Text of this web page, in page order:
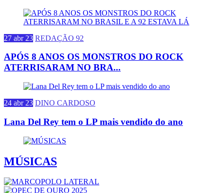
27 abr 23 REDAÇÃO 92
APÓS 8 ANOS OS MONSTROS DO ROCK
ATERRISARAM NO BRA...
24 abr 23 DINO CARDOSO
Lana Del Rey tem o LP mais vendido do ano
MÚSICAS